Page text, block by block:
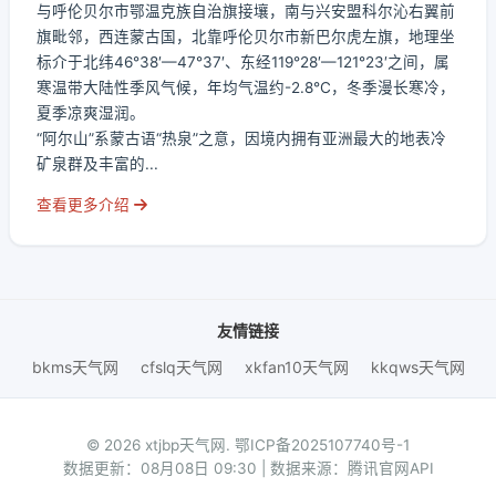
与呼伦贝尔市鄂温克族自治旗接壤，南与兴安盟科尔沁右翼前
旗毗邻，西连蒙古国，北靠呼伦贝尔市新巴尔虎左旗，地理坐
标介于北纬46°38′—47°37′、东经119°28′—121°23′之间，属
寒温带大陆性季风气候，年均气温约-2.8℃，冬季漫长寒冷，
夏季凉爽湿润。
“阿尔山”系蒙古语“热泉”之意，因境内拥有亚洲最大的地表冷
矿泉群及丰富的...
查看更多介绍
友情链接
bkms天气网
cfslq天气网 xkfan10天气网 kkqws天气网
© 2026 xtjbp天气网. 鄂ICP备2025107740号-1
数据更新：08月08日 09:30 | 数据来源：腾讯官网API